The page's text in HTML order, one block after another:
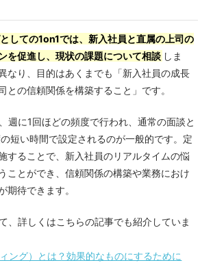
しての1on1では、新入社員と直属の上司の
を促進し、現状の課題について相談 しま
なり、目的はあくまでも「新入社員の成長
との信頼関係を構築すること」です。
週に1回ほどの頻度で行われ、通常の面談と
短い時間で設定されるのが一般的です。定
することで、新入社員のリアルタイムの悩
ことができ、信頼関係の構築や業務におけ
期待できます。
、詳しくはこちらの記事でも紹介していま
ング）とは？効果的なものにするために